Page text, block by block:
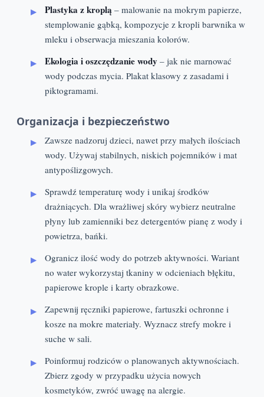
Plastyka z kroplą – malowanie na mokrym papierze,
stemplowanie gąbką, kompozycje z kropli barwnika w
mleku i obserwacja mieszania kolorów.
Ekologia i oszczędzanie wody – jak nie marnować
wody podczas mycia. Plakat klasowy z zasadami i
piktogramami.
Organizacja i bezpieczeństwo
Zawsze nadzoruj dzieci, nawet przy małych ilościach
wody. Używaj stabilnych, niskich pojemników i mat
antypoślizgowych.
Sprawdź temperaturę wody i unikaj środków
drażniących. Dla wrażliwej skóry wybierz neutralne
płyny lub zamienniki bez detergentów pianę z wody i
powietrza, bańki.
Ogranicz ilość wody do potrzeb aktywności. Wariant
no water wykorzystaj tkaniny w odcieniach błękitu,
papierowe krople i karty obrazkowe.
Zapewnij ręczniki papierowe, fartuszki ochronne i
kosze na mokre materiały. Wyznacz strefy mokre i
suche w sali.
Poinformuj rodziców o planowanych aktywnościach.
Zbierz zgody w przypadku użycia nowych
kosmetyków, zwróć uwagę na alergie.